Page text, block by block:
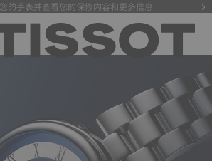
您的手表并查看您的保修内容和更多信息